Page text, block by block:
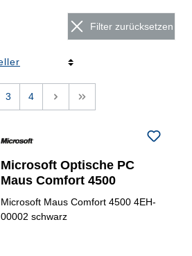
Filter zurücksetzen
3 4 > >>
Microsoft Optische PC
Maus Comfort 4500
Microsoft Maus Comfort 4500 4EH-
00002 schwarz